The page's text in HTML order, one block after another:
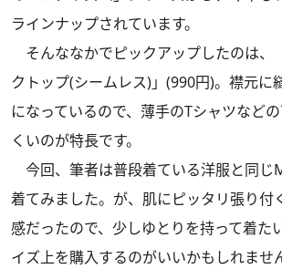
ラインナップされています。
そんななかでピックアップしたのは、
クトップ(シームレス)」(990円)。襟元に
になっているので、薄手のTシャツなど
くいのが特長です。
今回、筆者は普段着ている洋服と同じ
着てみました。が、肌にピッタリ張り付
感だったので、少しゆとりを持って着た
イズ上を購入するのがいいかもしれませ